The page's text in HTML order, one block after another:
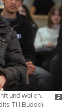
und wollen,
Till Budde)